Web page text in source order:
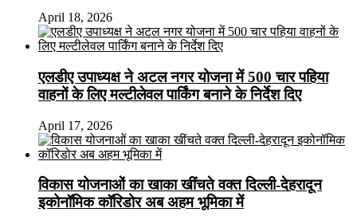
April 18, 2026
एलडीए उपाध्यक्ष ने अटल नगर योजना में 500 चार पहिया
वाहनों के लिए मल्टीलेवल पार्किंग बनाने के निर्देश दिए
April 17, 2026
विकास योजनाओं का खाका खींचते वक्त दिल्ली-देहरादून
इकोनॉमिक कॉरिडोर अब अहम भूमिका में